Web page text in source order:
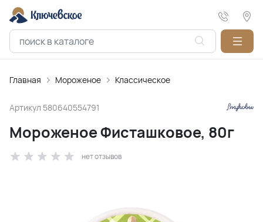
Главная Мороженое Классическое
Артикул 580640554791
Мороженое Фисташковое, 80г
нет отзывов